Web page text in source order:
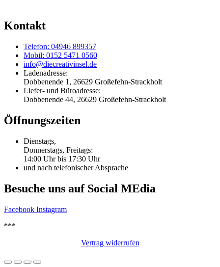
Kontakt
Telefon: 04946 899357
Mobil: 0152 5471 0560
info@diecreativinsel.de
Ladenadresse:
Dobbenende 1, 26629 Großefehn-Strackholt
Liefer- und Büroadresse:
Dobbenende 44, 26629 Großefehn-Strackholt
Öffnungszeiten
Dienstags,
Donnerstags, Freitags:
14:00 Uhr bis 17:30 Uhr
und nach telefonischer Absprache
Besuche uns auf Social MEdia
Facebook Instagram
***
Vertrag widerrufen